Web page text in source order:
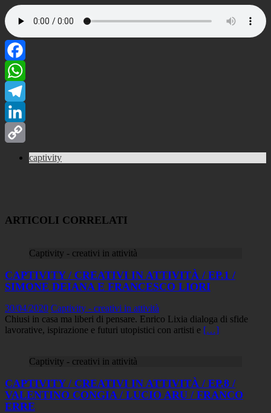
Facebook
WhatsApp
Telegram
LinkedIn
captivity
ARTICOLI CORRELATI
Captivity - creativi in attività
CAPTIVITY / CREATIVI IN ATTIVITÀ / EP.1 /
SIMONE DEIANA E FRANCESCO LIORI
30/04/2020 Captivity - creativi in attività
Chiusi in casa ma liberi di pensare. Enrico Lixia dialoga di sfide
lavorative, ispirazione e futuri utopistici con artisti e […]
Captivity - creativi in attività
CAPTIVITY / CREATIVI IN ATTIVITÀ / EP.8 /
VALENTINO CONGIA / LUCIO ARU / FRANCO
ERRE